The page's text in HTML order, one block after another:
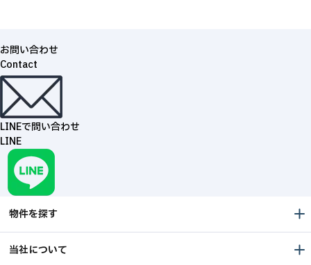
お問い合わせ
Contact
LINEで問い合わせ
LINE
物件を探す
当社について